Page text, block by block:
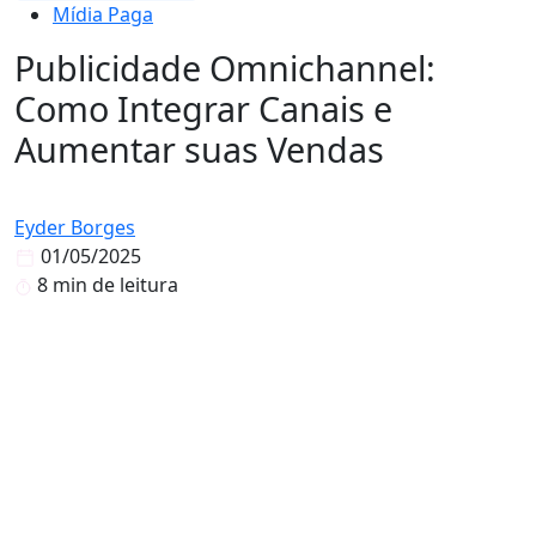
Mídia Paga
Publicidade Omnichannel:
Como Integrar Canais e
Aumentar suas Vendas
Eyder Borges
01/05/2025
8 min de leitura